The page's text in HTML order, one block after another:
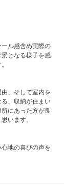
ル感含め実際の
となる様子を感
、そして室内を
、収納が住まい
にあった方が良
います。
地の喜びの声を